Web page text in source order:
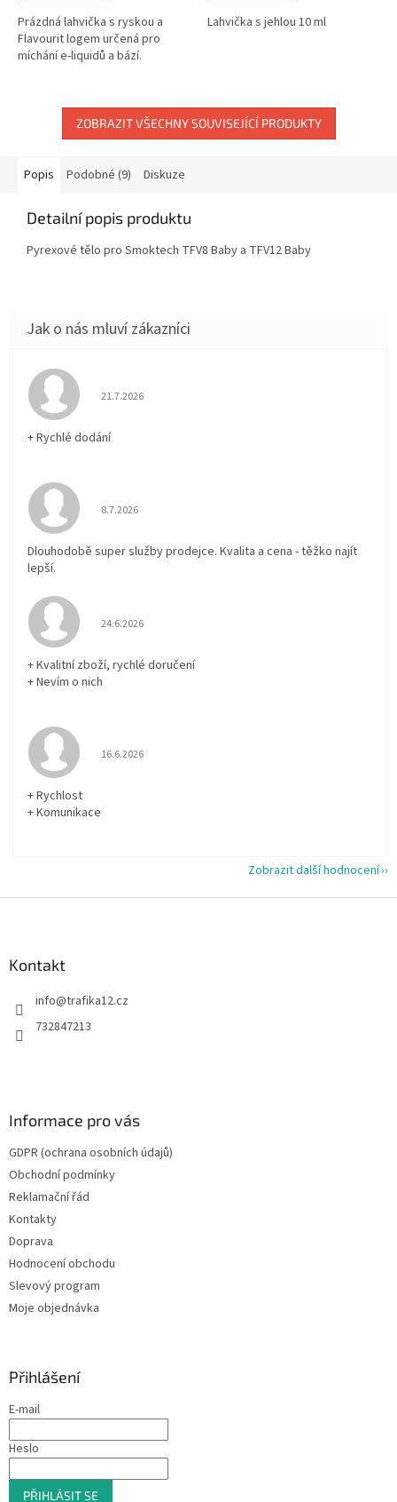
Prázdná lahvička s ryskou a
Flavourit logem určená pro
míchání e-liquidů a bází.
Lahvička s jehlou 10 ml
ZOBRAZIT VŠECHNY SOUVISEJÍCÍ PRODUKTY
Popis Podobné (9) Diskuze
Detailní popis produktu
Pyrexové tělo pro Smoktech TFV8 Baby a TFV12 Baby
Hodnocení obchodu je 5 z 5 hvězdiček.
21.7.2026
+ Rychlé dodání
Hodnocení obchodu je 5 z 5 hvězdiček.
8.7.2026
Dlouhodobě super služby prodejce. Kvalita a cena - těžko najít
lepší.
Hodnocení obchodu je 5 z 5 hvězdiček.
24.6.2026
+ Kvalitní zboží, rychlé doručení
+ Nevím o nich
Hodnocení obchodu je 5 z 5 hvězdiček.
16.6.2026
+ Rychlost
+ Komunikace
Zobrazit další hodnocení
Kontakt
info@trafika12.cz
732847213
Informace pro vás
GDPR (ochrana osobních údajů)
Obchodní podmínky
Reklamační řád
Kontakty
Doprava
Hodnocení obchodu
Slevový program
Moje objednávka
Přihlášení
E-mail
Heslo
PŘIHLÁSIT SE